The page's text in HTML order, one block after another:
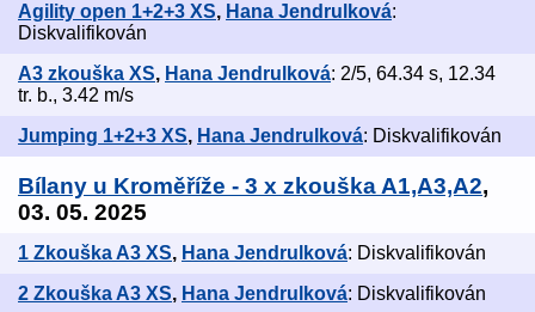
Agility open 1+2+3 XS, Hana Jendrulková:
Diskvalifikován
A3 zkouška XS, Hana Jendrulková: 2/5, 64.34 s, 12.34
tr. b., 3.42 m/s
Jumping 1+2+3 XS, Hana Jendrulková: Diskvalifikován
Bílany u Kroměříže - 3 x zkouška A1,A3,A2,
03. 05. 2025
1 Zkouška A3 XS, Hana Jendrulková: Diskvalifikován
2 Zkouška A3 XS, Hana Jendrulková: Diskvalifikován